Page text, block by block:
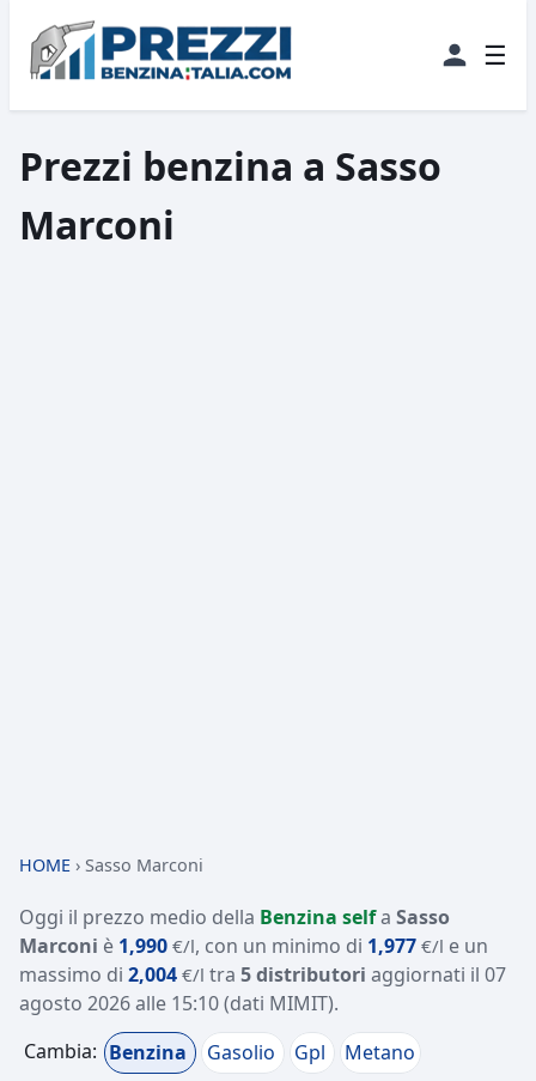
☰
Prezzi benzina a Sasso
Marconi
HOME › Sasso Marconi
Oggi il prezzo medio della Benzina selfa Sasso
Marconi è 1,990 €/l, con un minimo di 1,977 €/l e un
massimo di 2,004 €/l tra 5 distributori aggiornati il 07
agosto 2026 alle 15:10(dati MIMIT).
Cambia: Benzina Gasolio Gpl
Metano